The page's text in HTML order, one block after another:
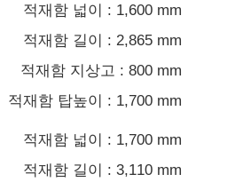
적재함 넓이 : 1,600 mm
적재함 길이 : 2,865 mm
적재함 지상고 : 800 mm
적재함 탑높이 : 1,700 mm
적재함 넓이 : 1,700 mm
적재함 길이 : 3,110 mm